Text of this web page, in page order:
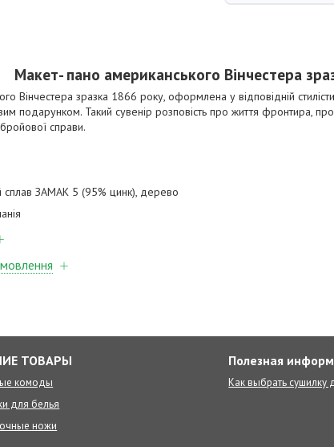
Макет- пано американського Вінчестера
Вінчестера зразка 1866 року, оформлена у відповідній
подарунком. Такий сувенір розповість про життя фронтира, про
справи.
сплав ЗАМАК 5 (95% цинк), дерево
ТОВАРЫ
комоды
для белья
ножи
Полезная
Как выбрать сушилку